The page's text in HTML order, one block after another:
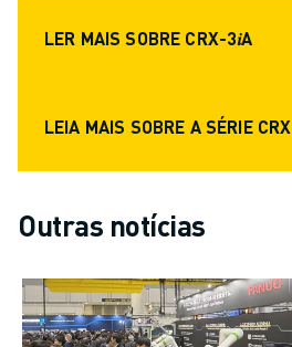
CORTE A FIO EDM
ATENDIMENTO AO CLIENTE
SUPORTE TÉCNICO REMOTO
PEÇAS DE SUBSTITUIÇÃO
FERRAMENTAS DIGITAIS DE SERVIÇO
E-STORE
LER MAIS SOBRE CRX-3𝑖A
LEIA MAIS SOBRE A SÉRIE CRX
Outras notícias